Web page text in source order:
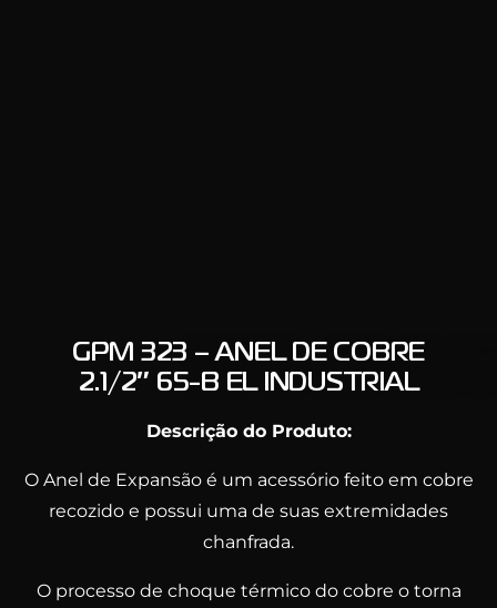
GPM 323 – ANEL DE COBRE
2.1/2″ 65-B EL INDUSTRIAL
Descrição do Produto:
O Anel de Expansão é um acessório feito em cobre
recozido e possui uma de suas extremidades
chanfrada.
O processo de choque térmico do cobre o torna